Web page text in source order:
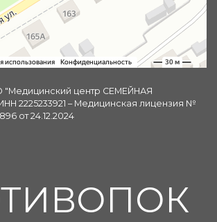
"Медицинский центр СЕМЕЙНАЯ
2225233921 – Медицинская лицензия №
от 24.12.2024